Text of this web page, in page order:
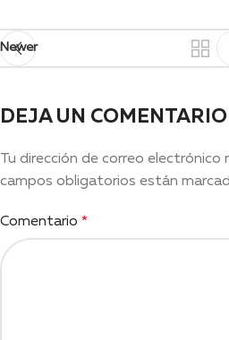
Newer
DEJA UN COMENTARIO
Tu dirección de correo electrónico
campos obligatorios están
Comentario *